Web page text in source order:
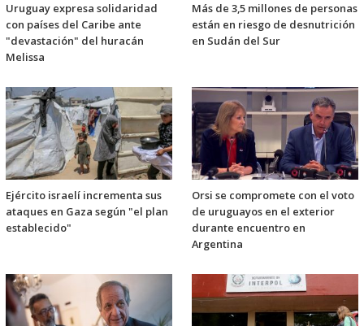
Uruguay expresa solidaridad
con países del Caribe ante
"devastación" del huracán
Melissa
Más de 3,5 millones de personas
están en riesgo de desnutrición
en Sudán del Sur
Ejército israelí incrementa sus
ataques en Gaza según "el plan
establecido"
Orsi se compromete con el voto
de uruguayos en el exterior
durante encuentro en
Argentina